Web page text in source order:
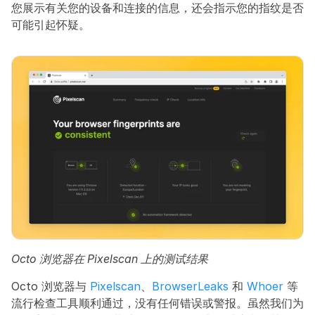
您展示有关您的设备和连接的信息，还会指示您的指纹是否
可能引起怀疑。
Octo 浏览器在 Pixelscan 上的测试结果
Octo 浏览器与 Pixelscan BrowserLeaks 和 Whoer 等
流行检查工具顺利通过，没有任何错误或警报。虽然我们为